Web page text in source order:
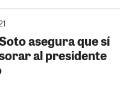
asegura que sí
al presidente